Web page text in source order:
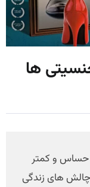
ها
حساس و کمتر
های زندگی